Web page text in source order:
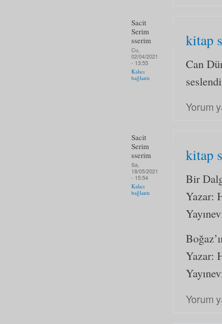
Sacit
Serim
sserim
Cu,
02/04/2021
- 13:55
Kalıcı
bağlantı
kitap
Can
Yorum
Sacit
Serim
sserim
Sa,
18/05/2021
- 15:54
Kalıcı
bağlantı
kitap
Bir
Yazar:
Yazar:
Yorum